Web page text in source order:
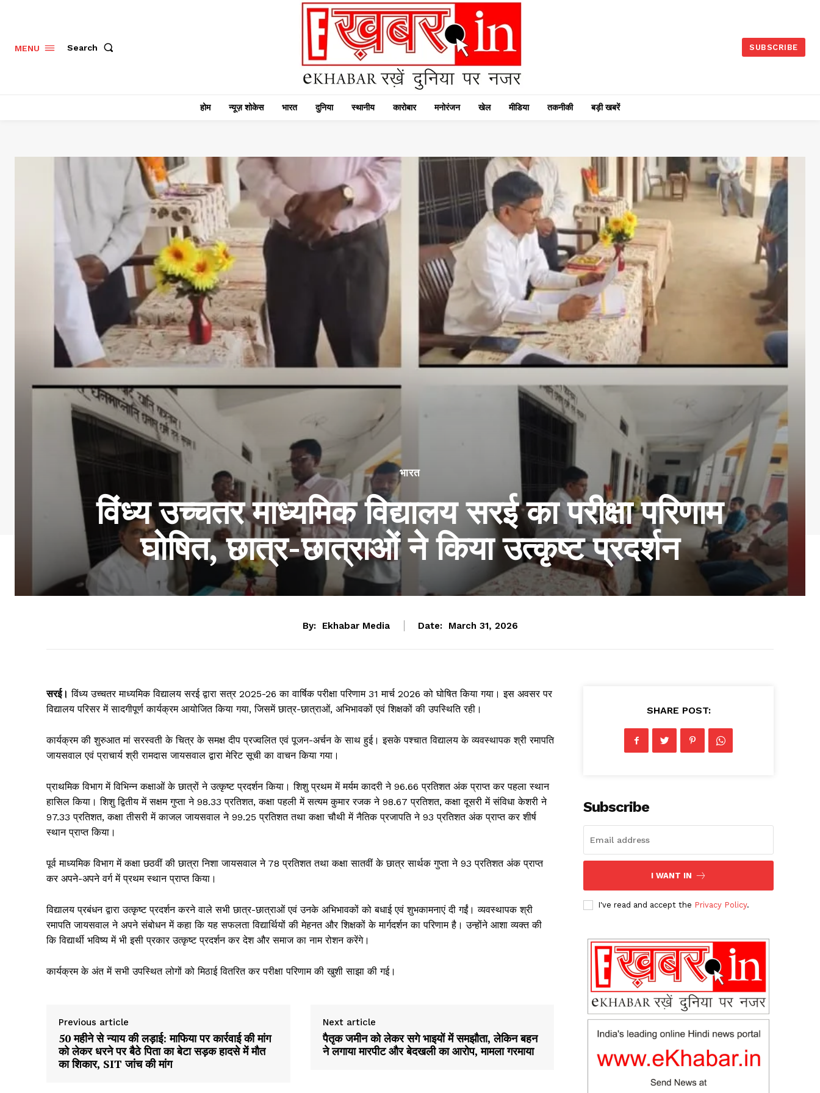
Company
MENU Search SUBSCRIBE
होम न्यूज़ शोकेस भारत दुनिया स्थानीय कारोबार मनोरंजन खेल मीडिया तकनीकी बड़ी खबरें
भारत
विंध्य उच्चतर माध्यमिक विद्यालय सरई का परीक्षा परिणाम
घोषित, छात्र-छात्राओं ने किया उत्कृष्ट प्रदर्शन
By: Ekhabar Media Date: March 31, 2026
सरई। विंध्य उच्चतर माध्यमिक विद्यालय सरई द्वारा सत्र 2025-26 का वार्षिक परीक्षा परिणाम 31 मार्च 2026 को घोषित किया गया। इस अवसर पर
विद्यालय परिसर में सादगीपूर्ण कार्यक्रम आयोजित किया गया, जिसमें छात्र-छात्राओं, अभिभावकों एवं शिक्षकों की उपस्थिति रही।
कार्यक्रम की शुरुआत मां सरस्वती के चित्र के समक्ष दीप प्रज्वलित एवं पूजन-अर्चन के साथ हुई। इसके पश्चात विद्यालय के व्यवस्थापक श्री रमापति
जायसवाल एवं प्राचार्य श्री रामदास जायसवाल द्वारा मेरिट सूची का वाचन किया गया।
प्राथमिक विभाग में विभिन्न कक्षाओं के छात्रों ने उत्कृष्ट प्रदर्शन किया। शिशु प्रथम में मर्यम कादरी ने 96.66 प्रतिशत अंक प्राप्त कर पहला स्थान
हासिल किया। शिशु द्वितीय में सक्षम गुप्ता ने 98.33 प्रतिशत, कक्षा पहली में सत्यम कुमार रजक ने 98.67 प्रतिशत, कक्षा दूसरी में संविधा केशरी ने
97.33 प्रतिशत, कक्षा तीसरी में काजल जायसवाल ने 99.25 प्रतिशत तथा कक्षा चौथी में नैतिक प्रजापति ने 93 प्रतिशत अंक प्राप्त कर शीर्ष
स्थान प्राप्त किया।
पूर्व माध्यमिक विभाग में कक्षा छठवीं की छात्रा निशा जायसवाल ने 78 प्रतिशत तथा कक्षा सातवीं के छात्र सार्थक गुप्ता ने 93 प्रतिशत अंक प्राप्त
कर अपने-अपने वर्ग में प्रथम स्थान प्राप्त किया।
विद्यालय प्रबंधन द्वारा उत्कृष्ट प्रदर्शन करने वाले सभी छात्र-छात्राओं एवं उनके अभिभावकों को बधाई एवं शुभकामनाएं दी गईं। व्यवस्थापक श्री
रमापति जायसवाल ने अपने संबोधन में कहा कि यह सफलता विद्यार्थियों की मेहनत और शिक्षकों के मार्गदर्शन का परिणाम है। उन्होंने आशा व्यक्त की
कि विद्यार्थी भविष्य में भी इसी प्रकार उत्कृष्ट प्रदर्शन कर देश और समाज का नाम रोशन करेंगे।
कार्यक्रम के अंत में सभी उपस्थित लोगों को मिठाई वितरित कर परीक्षा परिणाम की खुशी साझा की गई।
Previous article
50 महीने से न्याय की लड़ाई: माफिया पर कार्रवाई की मांग
को लेकर धरने पर बैठे पिता का बेटा सड़क हादसे में मौत
का शिकार, SIT जांच की मांग
Next article
पैतृक जमीन को लेकर सगे भाइयों में समझौता, लेकिन बहन
ने लगाया मारपीट और बेदखली का आरोप, मामला गरमाया
SHARE POST:
Subscribe
I WANT IN
I've read and accept the Privacy Policy.